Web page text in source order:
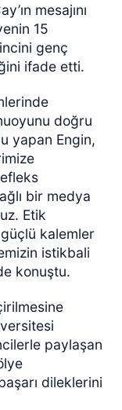
mesajını
15
genç
ifade etti.
doğru
yapan Engin,
bir medya
Etik
kalemler
istikbali
konuştu.
paylaşan
dileklerini